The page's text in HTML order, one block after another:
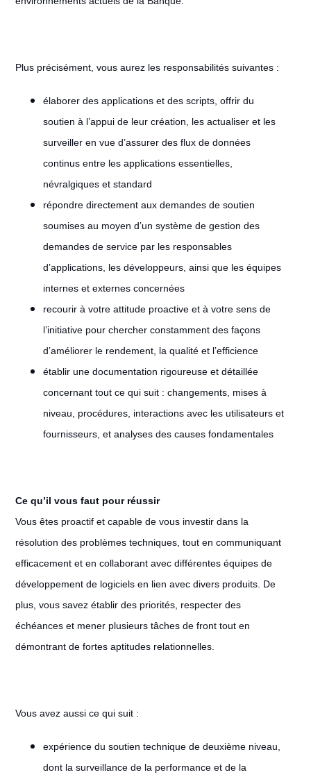
Plus précisément, vous aurez les responsabilités suivantes :
élaborer des applications et des scripts, offrir du
soutien à l’appui de leur création, les actualiser et les
surveiller en vue d’assurer des flux de données
continus entre les applications essentielles,
névralgiques et standard
répondre directement aux demandes de soutien
soumises au moyen d’un système de gestion des
demandes de service par les responsables
d’applications, les développeurs, ainsi que les équipes
internes et externes concernées
recourir à votre attitude proactive et à votre sens de
l’initiative pour chercher constamment des façons
d’améliorer le rendement, la qualité et l’efficience
établir une documentation rigoureuse et détaillée
concernant tout ce qui suit : changements, mises à
niveau, procédures, interactions avec les utilisateurs et
fournisseurs, et analyses des causes fondamentales
Ce qu’il vous faut pour réussir
Vous êtes proactif et capable de vous investir dans la
résolution des problèmes techniques, tout en communiquant
efficacement et en collaborant avec différentes équipes de
développement de logiciels en lien avec divers produits. De
plus, vous savez établir des priorités, respecter des
échéances et mener plusieurs tâches de front tout en
démontrant de fortes aptitudes relationnelles.
Vous avez aussi ce qui suit :
expérience du soutien technique de deuxième niveau,
dont la surveillance de la performance et de la